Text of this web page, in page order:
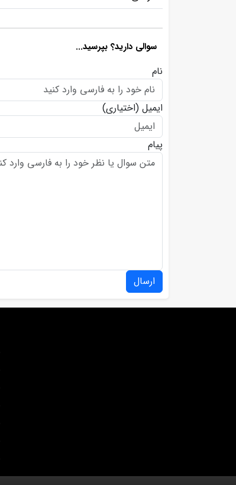
سوالی دارید؟ بپرسید...
نام
ایمیل (اختیاری)
پیام
ارسال